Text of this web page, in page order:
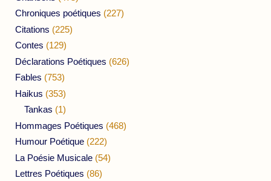
Chroniques poétiques (227)
Citations (225)
Contes (129)
Déclarations Poétiques (626)
Fables (753)
Haikus (353)
Tankas (1)
Hommages Poétiques (468)
Humour Poétique (222)
La Poésie Musicale (54)
Lettres Poétiques (86)